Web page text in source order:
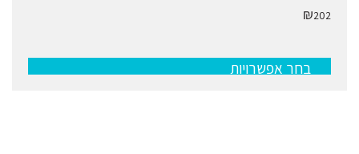
₪202
בחר אפשרויות
יש
מספר
לבחור
את